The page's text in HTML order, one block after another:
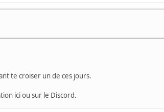
te croiser un de ces jours.
ici ou sur le Discord.